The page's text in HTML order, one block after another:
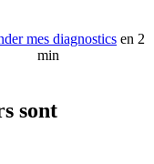
mes diagnostics en 2
min
sont